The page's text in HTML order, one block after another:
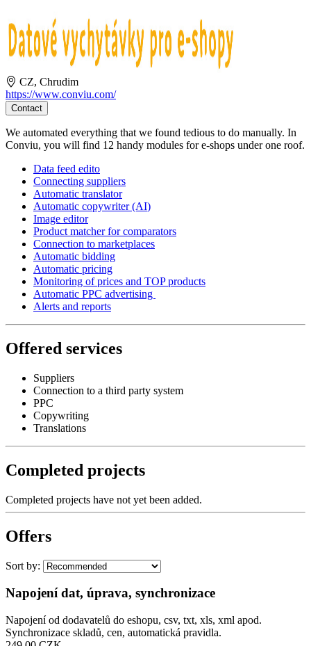
CZ, Chrudim
https://www.conviu.com/
Contact
We automated everything that we found tedious to do manually. In
Conviu, you will find 12 handy modules for e-shops under one roof.
Data feed edito
Connecting suppliers
Automatic translator
Automatic copywriter (AI)
Image editor
Product matcher for comparators
Connection to marketplaces
Automatic bidding
Automatic pricing
Monitoring of prices and TOP products
Automatic PPC advertising
Alerts and reports
Offered services
Suppliers
Connection to a third party system
PPC
Copywriting
Translations
Completed projects
Completed projects have not yet been added.
Offers
Sort by:
Napojení dat, úprava, synchronizace
Napojení od dodavatelů do eshopu, csv, txt, xls, xml apod.
Synchronizace skladů, cen, automatická pravidla.